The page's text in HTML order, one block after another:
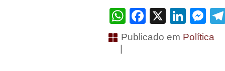
WhatsApp
Facebook
X
Publicado em Política